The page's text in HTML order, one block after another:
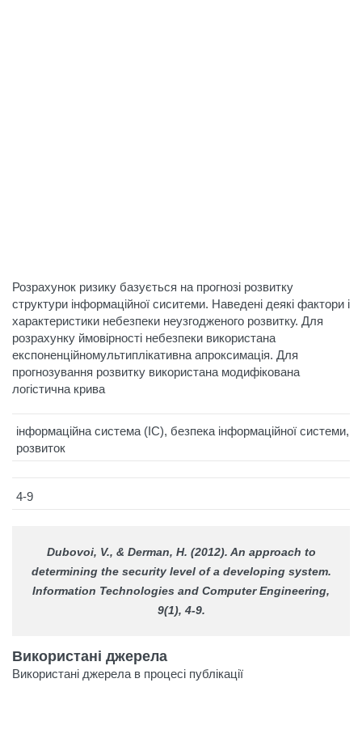
Розрахунок ризику базується на прогнозі розвитку
структури інформаційної сиситеми. Наведені деякі фактори і
характеристики небезпеки неузгодженого розвитку. Для
розрахунку ймовірності небезпеки використана
експоненційномультиплікативна апроксимація. Для
прогнозування розвитку використана модифікована
логістична крива
інформаційна система (ІС), безпека інформаційної системи,
розвиток
4-9
Dubovoi, V., & Derman, H. (2012). An approach to
determining the security level of a developing system.
Information Technologies and Computer Engineering,
9(1), 4-9.
Використані джерела
Використані джерела в процесі публікації